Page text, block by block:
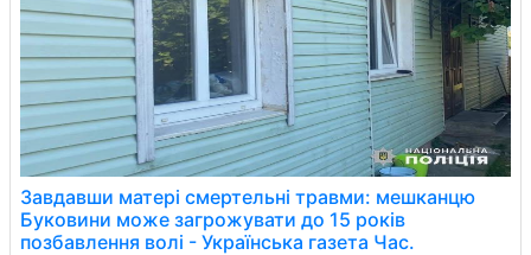
Завдавши матері смертельні травми: мешканцю
Буковини може загрожувати до 15 років
позбавлення волі - Українська газета Час.